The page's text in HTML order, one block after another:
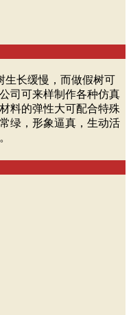
生长缓慢，而做假树可
司可来样制作各种仿真
料的弹性大可配合特殊
绿，形象逼真，生动活